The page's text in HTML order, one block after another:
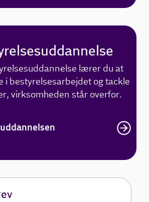
lærer du at
i bestyrelsesarbejdet og tackle
virksomheden står overfor.